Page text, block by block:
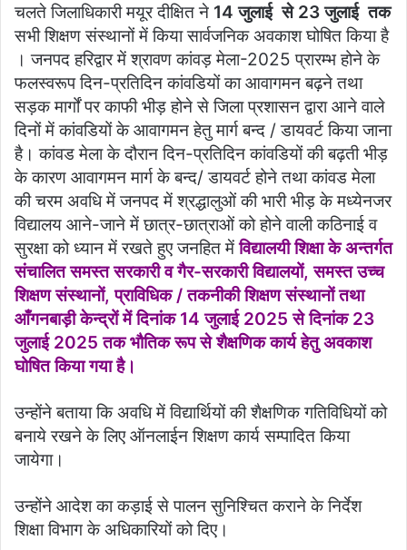
चलते जिलाधिकारी मयूर दीक्षित ने 14 जुलाई से 23 जुलाई तक
सभी शिक्षण संस्थानों में किया सार्वजनिक अवकाश घोषित किया है
। जनपद हरिद्वार में श्रावण कांवड़ मेला-2025 प्रारम्भ होने के
फलस्वरूप दिन-प्रतिदिन कांवडियों का आवागमन बढ़ने तथा
सड़क मार्गों पर काफी भीड़ होने से जिला प्रशासन द्वारा आने वाले
दिनों में कांवडियों के आवागमन हेतु मार्ग बन्द / डायवर्ट किया जाना
है। कांवड मेला के दौरान दिन-प्रतिदिन कांवडियों की बढ़ती भीड़
के कारण आवागमन मार्ग के बन्द/ डायवर्ट होने तथा कांवड मेला
की चरम अवधि में जनपद में श्रद्धालुओं की भारी भीड़ के मध्येनजर
विद्यालय आने-जाने में छात्र-छात्राओं को होने वाली कठिनाई व
सुरक्षा को ध्यान में रखते हुए जनहित मेंविद्यालयी शिक्षा के अन्तर्गत
संचालित समस्त सरकारी व गैर-सरकारी विद्यालयों, समस्त उच्च
शिक्षण संस्थानों, प्राविधिक / तकनीकी शिक्षण संस्थानों तथा
आँगनबाड़ी केन्द्रों में दिनांक 14 जुलाई 2025 से दिनांक 23
जुलाई 2025 तक भौतिक रूप से शैक्षणिक कार्य हेतु अवकाश
घोषित किया गया है।
उन्होंने बताया कि अवधि में विद्यार्थियों की शैक्षणिक गतिविधियों को
बनाये रखने के लिए ऑनलाईन शिक्षण कार्य सम्पादित किया
जायेगा।
उन्होंने आदेश का कड़ाई से पालन सुनिश्चित कराने के निर्देश
शिक्षा विभाग के अधिकारियों को दिए।